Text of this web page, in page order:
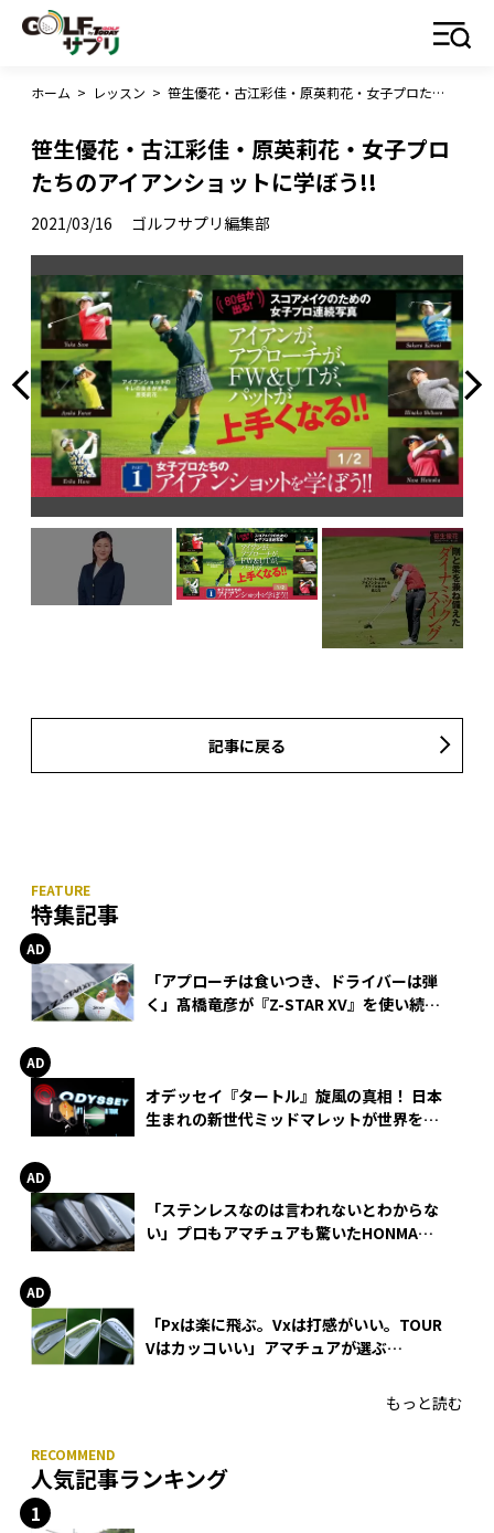
ホーム > レッスン > 笹生優花・古江彩佳・原英莉花・女子プロたちのアイアンショットに学ぼう!!
笹生優花・古江彩佳・原英莉花・女子プロ
たちのアイアンショットに学ぼう!!
2021/03/16 ゴルフサプリ編集部
記事に戻る
特集記事
「アプローチは食いつき、ドライバーは弾
く」髙橋竜彦が『Z-STAR XV』を使い続け
オデッセイ『タートル』旋風の真相！ 日本
生まれの新世代ミッドマレットが世界を席
「ステンレスなのは言われないとわからな
い」プロもアマチュアも驚いたHONMA
「Pxは楽に飛ぶ。Vxは打感がいい。TOUR
Vはカッコいい」アマチュアが選ぶ
もっと読む
人気記事ランキング